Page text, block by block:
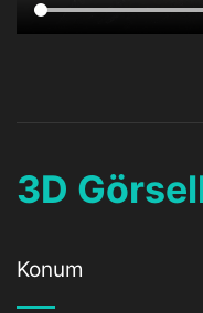
3D
Konum